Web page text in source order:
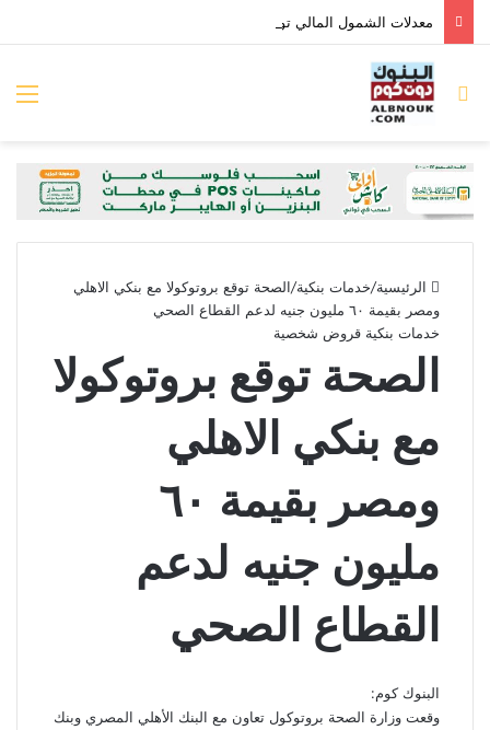
بحث عن
الرئيسية/خدمات بنكية/الصحة توقع بروتوكولا مع بنكي الاهلي
ومصر بقيمة ٦٠ مليون جنيه لدعم القطاع الصحي
خدمات بنكية قروض شخصية
الصحة توقع بروتوكولا
مع بنكي الاهلي
ومصر بقيمة ٦٠
مليون جنيه لدعم
القطاع الصحي
البنوك كوم:
وقعت وزارة الصحة بروتوكول تعاون مع البنك الأهلي المصري وبنك